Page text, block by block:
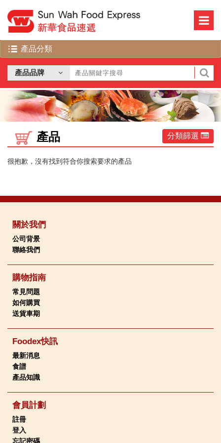
產品 分類篩選
很抱歉，沒有找到符合你搜索要求的產品
關於我們
公司背景
聯絡我們
購物指南
常見問題
如何購買
送貨車期
Foodex快訊
最新消息
食譜
產品知識
會員計劃
註冊
登入
忘記密碼